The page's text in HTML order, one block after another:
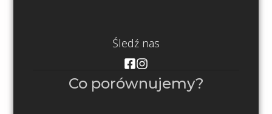
Śledź nas
Co porównujemy?